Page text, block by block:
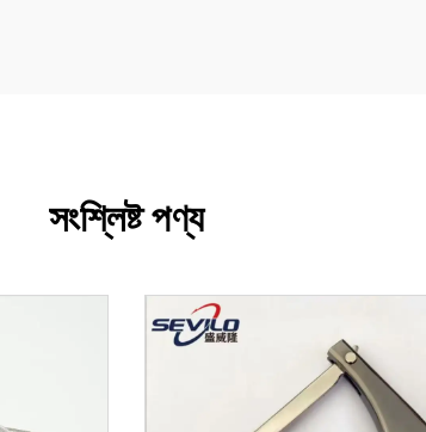
সংশ্লিষ্ট পণ্য